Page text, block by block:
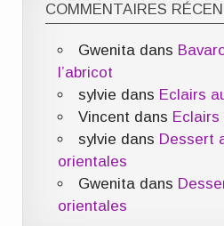
COMMENTAIRES
Gwenita dans
l’abricot
sylvie dans Eclairs
Vincent dans Eclairs
sylvie dans Dessert
orientales
Gwenita dans
orientales